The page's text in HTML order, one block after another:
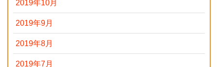
2019年10月
2019年9月
2019年8月
2019年7月